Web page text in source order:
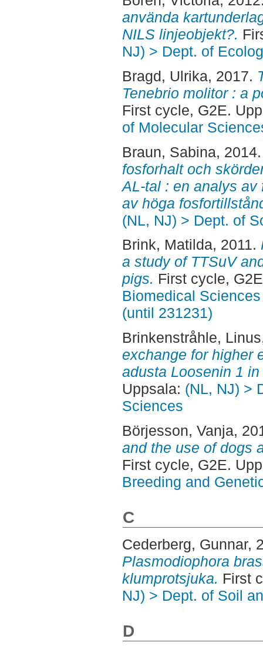
använda
NILS linjeobjekt?.
NJ) > Dept. of
Bragd, Ulrika, 2017.
Tenebrio molitor : a
First cycle, G2E.
of Molecular
Braun, Sabina,
fosforhalt och
AL-tal : en analys
av höga
(NL, NJ) > Dept. of
Brink, Matilda, 2011.
a study of TTSuV
pigs. First cycle,
Biomedical
(until 231231)
Brinkenstråhle, Linus
exchange for higher
adusta Loosenin 1 in
Uppsala: (NL, NJ) >
Sciences
Börjesson, Vanja,
and the use of dogs
First cycle, G2E.
Breeding and
C
Cederberg, Gunnar,
Plasmodiophora
klumprotsjuka. First
NJ) > Dept. of Soil
D